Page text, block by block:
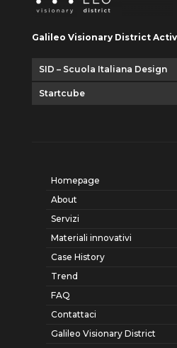
Galileo Visionary District
SID – Scuola Italiana Design
Startcube
Homepage
About
Servizi
Materiali innovativi
Case History
Trend
FAQ
Contattaci
Galileo Visionary District